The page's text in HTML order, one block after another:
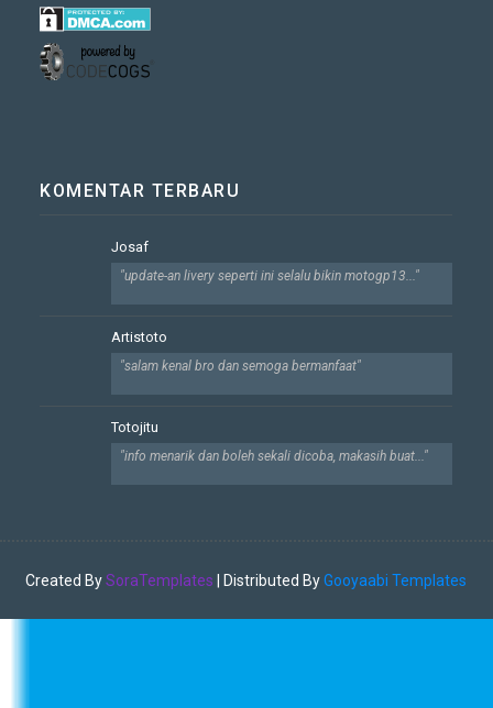
KOMENTAR TERBARU
Josaf
"update-an livery seperti ini selalu bikin motogp13..."
Artistoto
"salam kenal bro dan semoga bermanfaat"
Totojitu
"info menarik dan boleh sekali dicoba, makasih buat..."
Created BySoraTemplates | Distributed ByGooyaabi Templates